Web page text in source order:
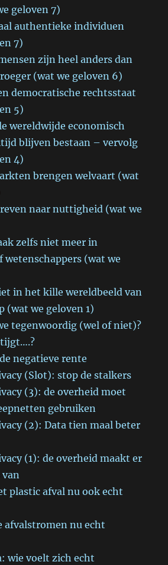
geloven 7)
authentieke individuen
7)
zijn heel anders dan
(wat we geloven 6)
democratische rechtsstaat
5)
wereldwijde economisch
blijven bestaan – vervolg
4)
brengen welvaart (wat
naar nuttigheid (wat we
zelfs niet meer in
wetenschappers (wat we
in het kille wereldbeeld van
(wat we geloven 1)
tegenwoordig (wel of niet)?
negatieve rente
(Slot): stop de stalkers
(3): de overheid moet
gebruiken
(2): Data tien maal beter
(1): de overheid maakt er
van
plastic afval nu ook echt
afvalstromen nu echt
wie voelt zich echt